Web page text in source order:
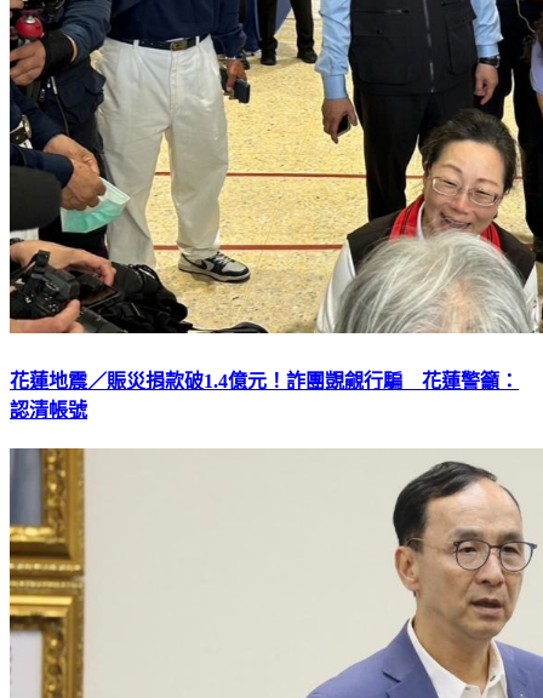
花蓮地震／賑災捐款破1.4億元！詐團覬覦行騙 花蓮警籲：
認清帳號